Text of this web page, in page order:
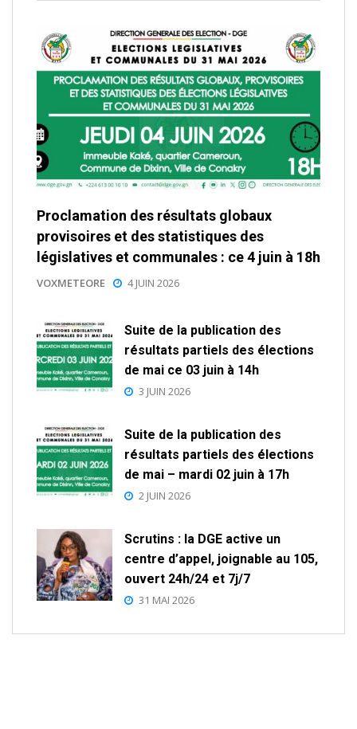
Proclamation des résultats globaux
provisoires et des statistiques des
législatives et communales : ce 4 juin à 18h
VOXMETEORE 4 JUIN 2026
Suite de la publication des
résultats partiels des élections
de mai ce 03 juin à 14h
3 JUIN 2026
Suite de la publication des
résultats partiels des élections
de mai – mardi 02 juin à 17h
2 JUIN 2026
Scrutins : la DGE active un
centre d’appel, joignable au 105,
ouvert 24h/24 et 7j/7
31 MAI 2026